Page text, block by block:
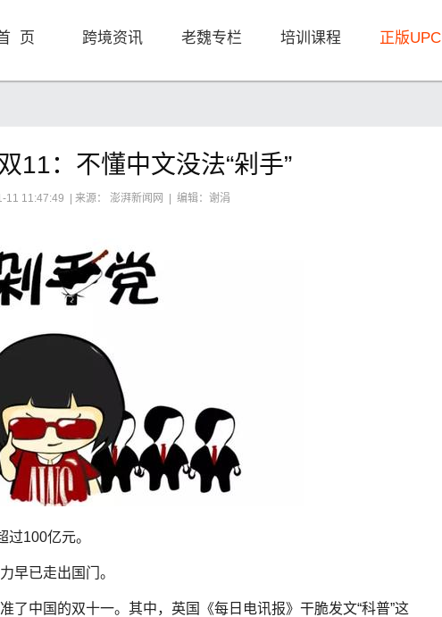
页 跨境资讯 老魏专栏 培训课程 正版UPC
11：不懂中文没法“剁手”
11 11:47:49 | 来源： 澎湃新闻网 | 编辑：谢涓
100亿元。
早已走出国门。
了中国的双十一。其中，英国《每日电讯报》干脆发文“科普”这